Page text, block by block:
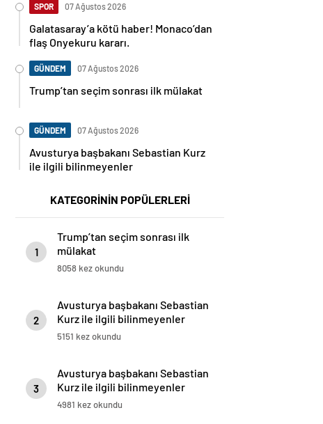
SPOR 07 Ağustos 2026
Galatasaray’a kötü haber! Monaco’dan
flaş Onyekuru kararı.
GÜNDEM 07 Ağustos 2026
Trump’tan seçim sonrası ilk mülakat
GÜNDEM 07 Ağustos 2026
Avusturya başbakanı Sebastian Kurz
ile ilgili bilinmeyenler
KATEGORİNİN POPÜLERLERİ
1
Trump’tan seçim sonrası ilk
mülakat
8058 kez okundu
2
Avusturya başbakanı Sebastian
Kurz ile ilgili bilinmeyenler
5151 kez okundu
3
Avusturya başbakanı Sebastian
Kurz ile ilgili bilinmeyenler
4981 kez okundu